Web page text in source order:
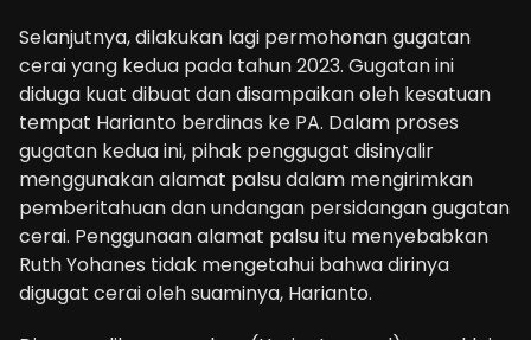
Selanjutnya, dilakukan lagi permohonan gugatan
cerai yang kedua pada tahun 2023. Gugatan ini
diduga kuat dibuat dan disampaikan oleh kesatuan
tempat Harianto berdinas ke PA. Dalam proses
gugatan kedua ini, pihak penggugat disinyalir
menggunakan alamat palsu dalam mengirimkan
pemberitahuan dan undangan persidangan gugatan
cerai. Penggunaan alamat palsu itu menyebabkan
Ruth Yohanes tidak mengetahui bahwa dirinya
digugat cerai oleh suaminya, Harianto.